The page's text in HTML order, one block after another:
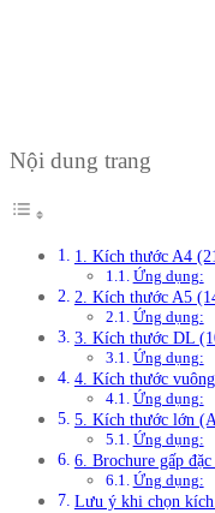
Nội dung trang
1. Kích thước A4
Ứng dụng:
2. Kích thước A5
Ứng dụng:
3. Kích thước DL
Ứng dụng:
4. Kích thước
Ứng dụng:
5. Kích thước lớn
Ứng dụng:
6. Brochure gấp
Ứng dụng:
Lưu ý khi chọn